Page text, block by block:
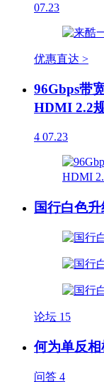
07.23
优惠直达 >
96Gbps带
HDMI 2.2
4 07.23
国行白色
论坛 15
何为单反相
问答 4